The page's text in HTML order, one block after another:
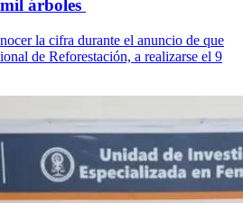
árboles
la cifra durante el anuncio de que
de Reforestación, a realizarse el 9